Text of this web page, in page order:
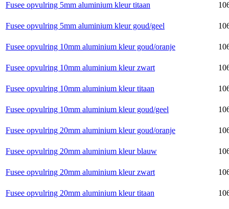
Fusee opvulring 5mm aluminium kleur titaan
Fusee opvulring 5mm aluminium kleur goud/geel
Fusee opvulring 10mm aluminium kleur goud/oranje
Fusee opvulring 10mm aluminium kleur zwart
Fusee opvulring 10mm aluminium kleur titaan
Fusee opvulring 10mm aluminium kleur goud/geel
Fusee opvulring 20mm aluminium kleur goud/oranje
Fusee opvulring 20mm aluminium kleur blauw
Fusee opvulring 20mm aluminium kleur zwart
Fusee opvulring 20mm aluminium kleur titaan